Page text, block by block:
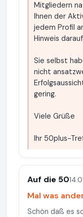
Mitgliedern
Ihnen der
jedem Profil
Hinweis
Sie selbst
nicht
gering.
Viele Grüße
Ihr 50plus-
Auf die 50
Mal was
Schön daß es